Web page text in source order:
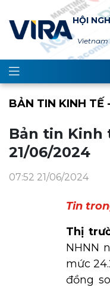
HỘI
Vietnam
BẢN TIN KINH TẾ
Bản tin Kinh
21/06/2024
07:52 21/06/2024
Tin
Thị
NHNN
mức
đồng